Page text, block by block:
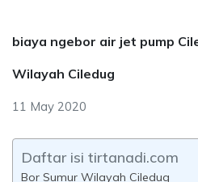
biaya ngebor air jet pump
Wilayah Ciledug
11 May 2020
Daftar isi tirtanadi.com
Bor Sumur Wilayah Ciledug